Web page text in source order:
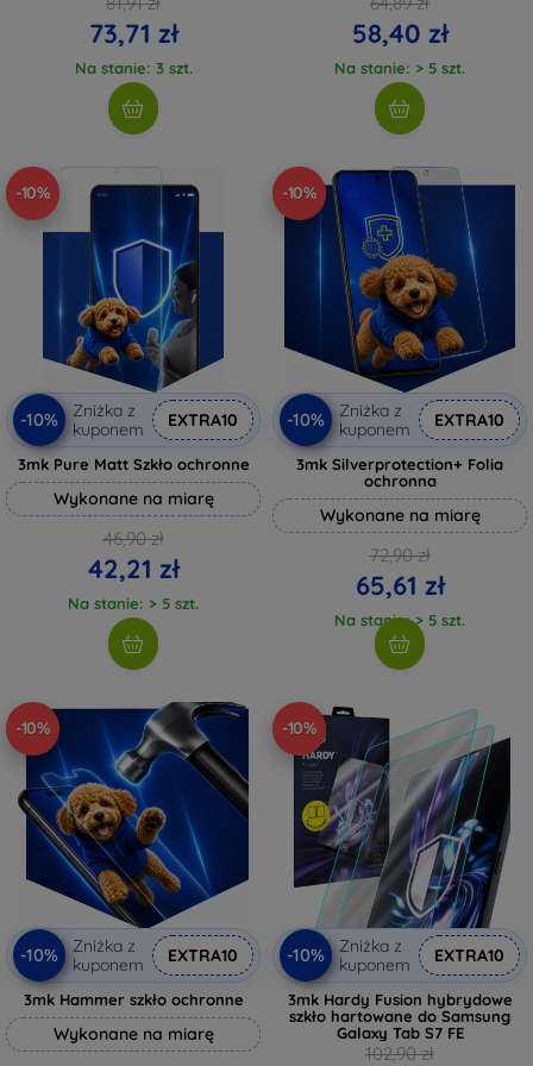
73,71 zł
Na stanie: 3 szt.
58,40 zł
Na stanie: > 5 szt.
-10%
-10%
Zniżka z
kuponem
EXTRA10
3mk Pure Matt Szkło ochronne
Wykonane na miarę
46,90 zł
42,21 zł
Na stanie: > 5 szt.
-10%
-10%
Zniżka z
kuponem
EXTRA10
3mk Silverprotection+ Folia
ochronna
Wykonane na miarę
72,90 zł
65,61 zł
Na stanie: > 5 szt.
-10%
-10%
Zniżka z
kuponem
EXTRA10
3mk Hammer szkło ochronne
Wykonane na miarę
-10%
-10%
Zniżka z
kuponem
EXTRA10
3mk Hardy Fusion hybrydowe
szkło hartowane do Samsung
Galaxy Tab S7 FE
102,90 zł